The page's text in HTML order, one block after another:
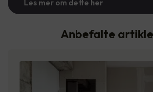
Les mer om dette her
Anbefalte